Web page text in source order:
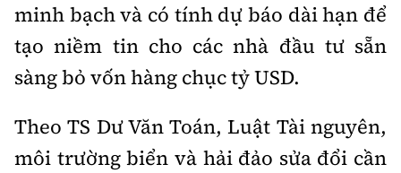
minh bạch và có tính dự báo dài hạn để
tạo niềm tin cho các nhà đầu tư sẵn
sàng bỏ vốn hàng chục tỷ USD.
Theo TS Dư Văn Toán, Luật Tài nguyên,
môi trường biển và hải đảo sửa đổi cần